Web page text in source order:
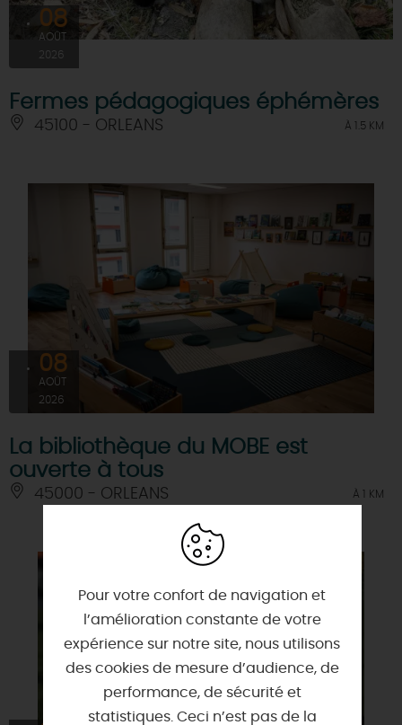
08
AOÛT
2026
Fermes pédagogiques éphémères
45100 - ORLEANS À 1.5 KM
08
AOÛT
2026
La bibliothèque du MOBE est
ouverte à tous
45000 - ORLEANS À 1 KM
Pour votre confort de navigation et
l’amélioration constante de votre
expérience sur notre site, nous utilisons
des cookies de mesure d’audience, de
performance, de sécurité et
statistiques. Ceci n’est pas de la